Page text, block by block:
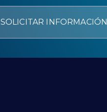
SOLICITAR INFORMACIÓN